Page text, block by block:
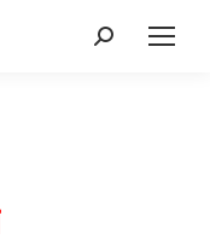
Search: